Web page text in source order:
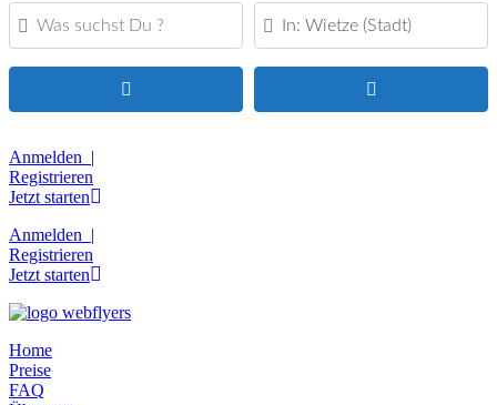
Was suchst Du ?
PLZ oder Ort
Anmelden |
Registrieren
Jetzt starten
Anmelden |
Registrieren
Jetzt starten
Home
Preise
FAQ